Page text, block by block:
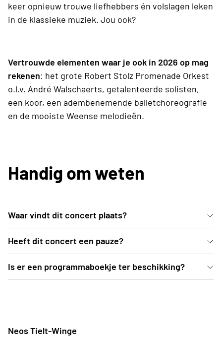
keer opnieuw trouwe liefhebbers én volslagen leken
in de klassieke muziek. Jou ook?
Vertrouwde elementen waar je ook in 2026 op mag
rekenen: het grote Robert Stolz Promenade Orkest
o.l.v. André Walschaerts, getalenteerde solisten,
een koor, een adembenemende balletchoreografie
en de mooiste Weense melodieën.
Handig om weten
Waar vindt dit concert plaats?
In de mooie blauwe zaal van deSingel kan je vanuit
comfortabele zetels genieten van dit Weense
concert.
Heeft dit concert een pauze?
Ja, er is een pauze voorzien van een 25-tal minuten
Is er een programmaboekje ter beschikking?
Neos Tielt-Winge